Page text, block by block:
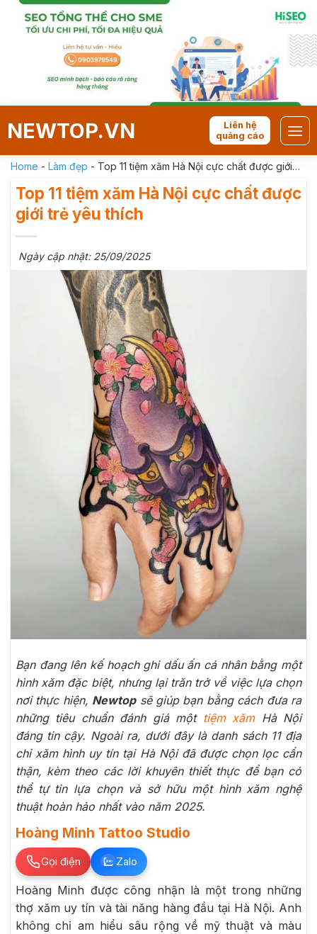
Skip
NEWTOP.VN
Liên hệ
quảng cáo
Home - Làm đẹp - Top 11 tiệm xăm Hà Nội cực chất được giới
Top 11 tiệm xăm Hà Nội cực chất được
giới trẻ yêu thích
Ngày cập nhật: 25/09/2025
Bạn đang lên kế hoạch ghi dấu ấn cá nhân bằng một
hình xăm đặc biệt, nhưng lại trăn trở về việc lựa chọn
nơi thực hiện, Newtopsẽ giúp bạn bằng cách đưa ra
những tiêu chuẩn đánh giá một tiệm xămHà Nội
đáng tin cậy. Ngoài ra, dưới đây là danh sách 11 địa
chỉ xăm hình uy tín tại Hà Nội đã được chọn lọc cẩn
thận, kèm theo các lời khuyên thiết thực để bạn có
thể tự tin lựa chọn và sở hữu một hình xăm nghệ
thuật hoàn hảo nhất vào năm 2025.
Hoàng Minh Tattoo Studio
Gọi điện Zalo
Hoàng Minh được công nhận là một trong những
thợ xăm uy tín và tài năng hàng đầu tại Hà Nội. Anh
không chỉ am hiểu sâu rộng về mỹ thuật và màu